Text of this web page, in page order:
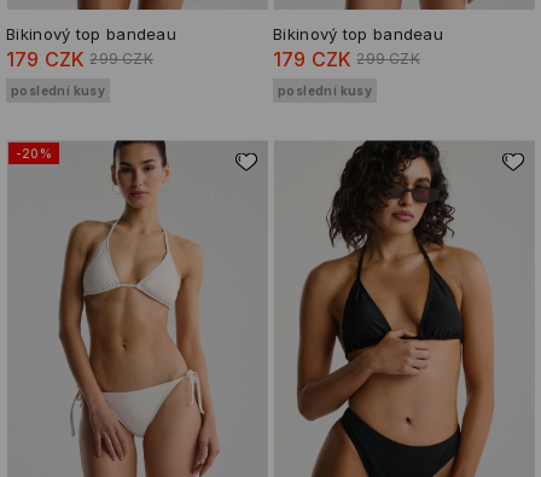
Bikinový top bandeau
179 CZK 299 CZK
poslední kusy
Bikinový top bandeau
179 CZK 299 CZK
poslední kusy
-20%